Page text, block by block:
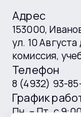
Адрес
153000,
ул. 10
комиссия,
Телефон
8 (4932) 93-
График
Пн. – Пт. с